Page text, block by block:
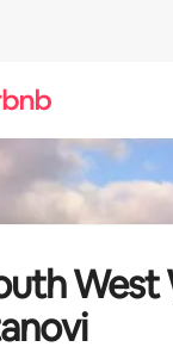
West